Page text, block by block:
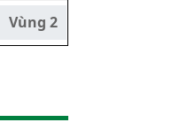
Vùng 2